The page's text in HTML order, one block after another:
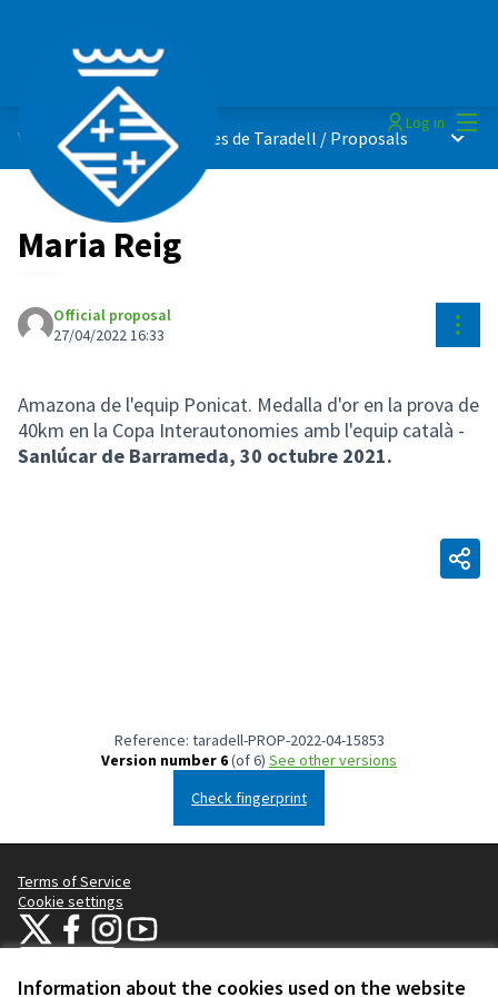
Information about the cookies used on the website
Log in
Vota els millors esportistes de Taradell / Proposals Main
Maria Reig
Official proposal
27/04/2022 16:33
Amazona de l'equip Ponicat. Medalla d'or en la prova de
40km en la Copa Interautonomies amb l'equip català -
Sanlúcar de Barrameda, 30 octubre 2021.
Reference: taradell-PROP-2022-04-15853
Version number 6(of 6)
see other versions
Check fingerprint
Terms of Service
Cookie settings
Taradell Participa at X
Taradell Participa at Facebook
Taradell Participa at Instagram
Taradell Participa at YouTube